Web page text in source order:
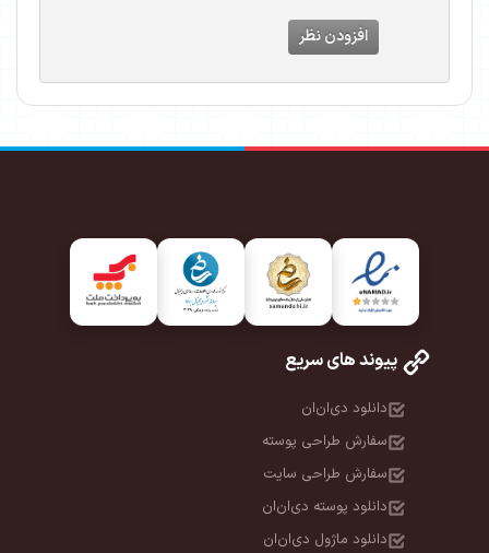
افزودن نظر
پیوند های سریع
دانلود دی‌ان‌ان
سفارش طراحی پوسته
سفارش طراحی سایت
دانلود پوسته دی‌ان‌ان
دانلود ماژول دی‌ان‌ان